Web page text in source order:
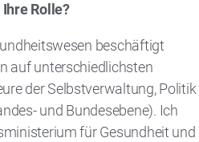
Rolle?
beschäftigt
auf unterschiedlichsten
der Selbstverwaltung, Politik
und Bundesebene). Ich
für Gesundheit und